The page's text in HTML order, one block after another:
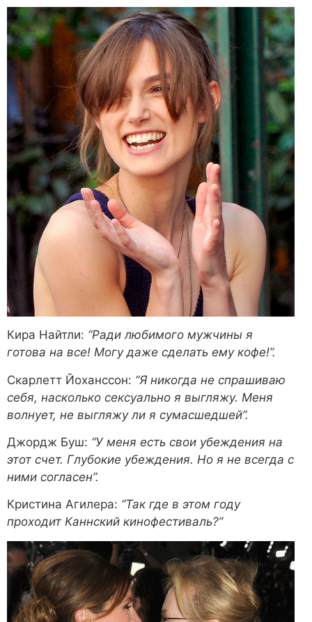
Кира Найтли: “Ради любимого мужчины я
готова на все! Могу даже сделать ему кофе!”.
Скарлетт Йоханссон: “Я никогда не спрашиваю
себя, насколько сексуально я выгляжу. Меня
волнует, не выгляжу ли я сумасшедшей”.
Джордж Буш: “У меня есть свои убеждения на
этот счет. Глубокие убеждения. Но я не всегда с
ними согласен”.
Кристина Агилера: “Так где в этом году
проходит Каннский кинофестиваль?”